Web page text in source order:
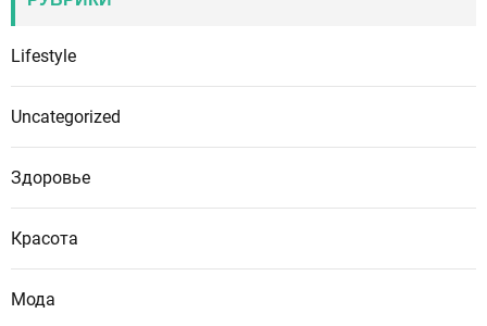
Lifestyle
Uncategorized
Здоровье
Красота
Мода